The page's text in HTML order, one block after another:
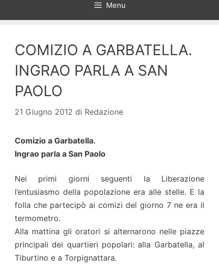
Menu
COMIZIO A GARBATELLA.
INGRAO PARLA A SAN
PAOLO
21 Giugno 2012 di Redazione
Comizio a Garbatella.
Ingrao parla a San Paolo
Nei primi giorni seguenti la Liberazione
l’entusiasmo della popolazione era alle stelle. E la
folla che partecipò ai comizi del giorno 7 ne era il
termometro.
Alla mattina gli oratori si alternarono nelle piazze
principali dei quartieri popolari: alla Garbatella, al
Tiburtino e a Torpignattara.